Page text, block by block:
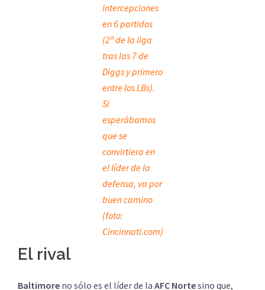
intercepciones
en 6 partidos
(2º de la liga
tras las 7 de
Diggs y primero
entre los LBs).
Si
esperábamos
que se
convirtiera en
el líder de la
defensa, va por
buen camino
(foto:
Cincinnati.com)
El rival
Baltimore no sólo es el líder de la AFC Nortesino que,